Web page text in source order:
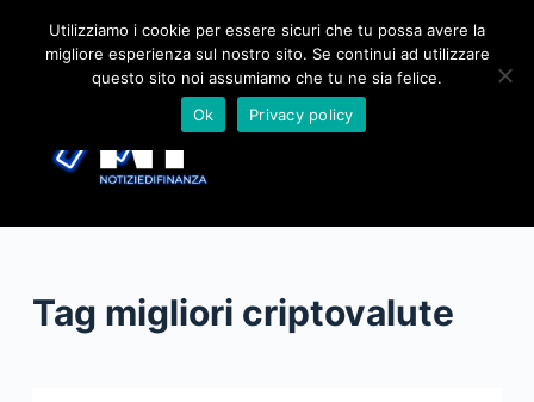
nTag migliori criptovalute
Utilizziamo i cookie per essere sicuri che tu possa avere la
migliore esperienza sul nostro sito. Se continui ad utilizzare
questo sito noi assumiamo che tu ne sia felice.
Ok
Privacy policy